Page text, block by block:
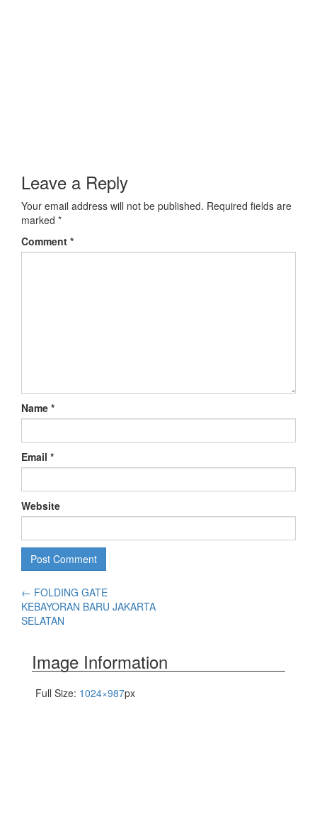
Leave a Reply
Your email address will not be published. Required fields are
marked *
Comment *
Name *
Email *
Website
← FOLDING GATE
KEBAYORAN BARU JAKARTA
SELATAN
Image Information
Full Size: 1024×987px